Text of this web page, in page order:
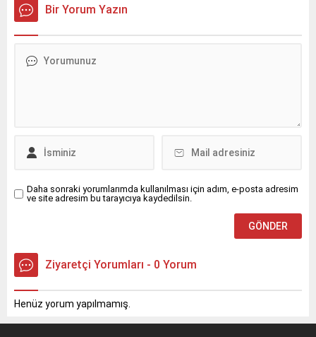
Bir Yorum Yazın
Daha sonraki yorumlarımda kullanılması için adım, e-posta adresim
ve site adresim bu tarayıcıya kaydedilsin.
Ziyaretçi Yorumları - 0 Yorum
Henüz yorum yapılmamış.